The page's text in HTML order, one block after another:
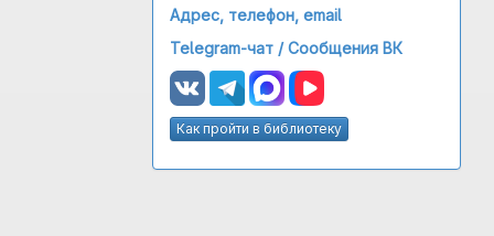
Адрес, телефон, email
Telegram-чат /Сообщения ВК
Как пройти в библиотеку